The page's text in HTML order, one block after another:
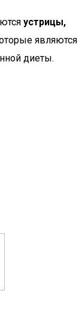
устрицы,
являются
диеты.